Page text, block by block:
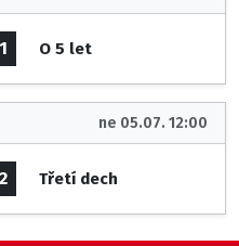
O 5 let
ne 05.07. 12:00
Třetí dech